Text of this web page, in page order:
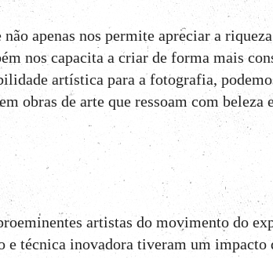
apenas nos permite apreciar a
nos capacita a criar de forma mais
artística para a fotografia,
obras de arte que ressoam com beleza
artistas do movimento do
técnica inovadora tiveram um impacto